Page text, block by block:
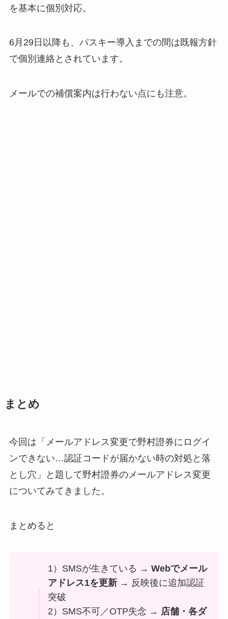
を基本に個別対応。
6月29日以降も、パスキー導入までの間は既報方針
で個別連絡とされています。
メールでの補償案内は行わない点にも注意。
まとめ
今回は「メールアドレス変更で野村證券にログイ
ンできない…認証コードが届かない時の対処と落
とし穴」と題して野村證券のメールアドレス変更
についてみてきました。
まとめると
1）SMSが生きている →Webでメール
アドレス1を更新 → 反映後に追加認証
突破
2）SMS不可／OTP失念 → 店舗・各ダ